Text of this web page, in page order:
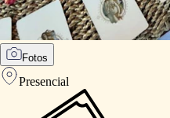
Fotos
Presencial